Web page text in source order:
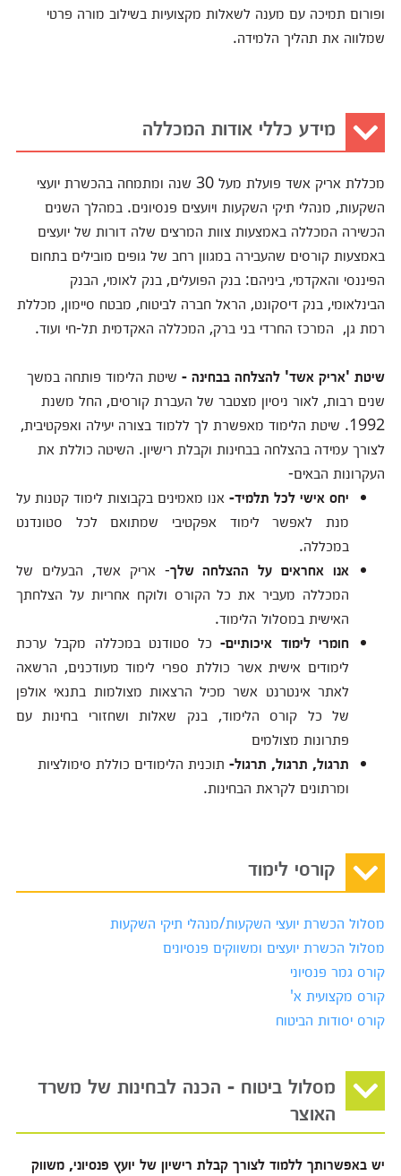
ופורום תמיכה עם מענה לשאלות מקצועיות בשילוב מורה פרטי
שמלווה את תהליך הלמידה.
מידע כללי אודות המכללה
מכללת אריק אשד פועלת מעל 30 שנה ומתמחה בהכשרת יועצי
השקעות, מנהלי תיקי השקעות ויועצים פנסיונים. במהלך השנים
הכשירה המכללה באמצעות צוות המרצים שלה דורות של יועצים
באמצעות קורסים שהעבירה במגוון רחב של גופים מובילים בתחום
הפיננסי והאקדמי, ביניהם: בנק הפועלים, בנק לאומי, הבנק
הבינלאומי, בנק דיסקונט, הראל חברה לביטוח, מבטח סיימון, מכללת
רמת גן, המרכז החרדי בני ברק, המכללה האקדמית תל-חי ועוד.
שיטת 'אריק אשד' להצלחה בבחינה - שיטת הלימוד פותחה במשך
שנים רבות, לאור ניסיון מצטבר של העברת קורסים, החל משנת
1992. שיטת הלימוד מאפשרת לך ללמוד בצורה יעילה ואפקטיבית,
לצורך עמידה בהצלחה בבחינות וקבלת רישיון. השיטה כוללת את
העקרונות הבאים-
יחס אישי לכל תלמיד-אנו מאמינים בקבוצות לימוד קטנות על
מנת לאפשר לימוד אפקטיבי שמתואם לכל סטונדנט
במכללה.
אנו אחראים על ההצלחה שלך- אריק אשד, הבעלים של
המכללה מעביר את כל הקורס ולוקח אחריות על הצלחתך
האישית במסלול הלימוד.
חומרי לימוד איכותיים- כל סטודנט במכללה מקבל ערכת
לימודים אישית אשר כוללת ספרי לימוד מעודכנים, הרשאה
לאתר אינטרנט אשר מכיל הרצאות מצולמות בתנאי אולפן
של כל קורס הלימוד, בנק שאלות ושחזורי בחינות עם
פתרונות מצולמים
תרגול, תרגול, תרגול- תוכנית הלימודים כוללת סימולציות
ומרתונים לקראת הבחינות.
קורסי לימוד
מסלול הכשרת יועצי השקעות/מנהלי תיקי השקעות
מסלול הכשרת יועצים ומשווקים פנסיונים
קורס גמר פנסיוני
קורס מקצועית א'
קורס יסודות הביטוח
מסלול ביטוח - הכנה לבחינות של משרד
האוצר
יש באפשרותך ללמוד לצורך קבלת רישיון של יועץ פנסיוני, משווק